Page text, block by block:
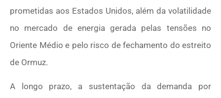
prometidas aos Estados Unidos, além da volatilidade
no mercado de energia gerada pelas tensões no
Oriente Médio e pelo risco de fechamento do estreito
de Ormuz.
A longo prazo, a sustentação da demanda por